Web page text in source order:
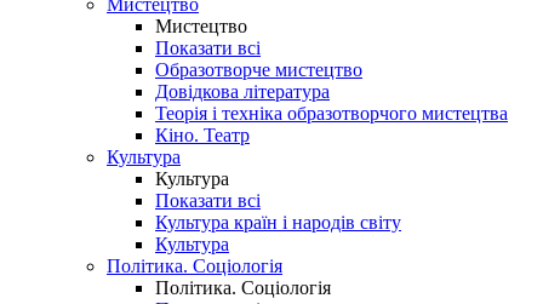
Мистецтво
Мистецтво
Показати всі
Образотворче мистецтво
Довідкова література
Теорія і техніка образотворчого мистецтва
Кіно. Театр
Культура
Культура
Показати всі
Культура країн і народів світу
Культура
Політика. Соціологія
Політика. Соціологія